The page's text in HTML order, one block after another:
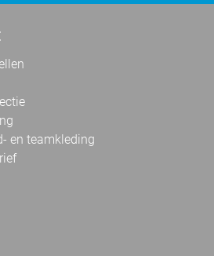
en teamkleding